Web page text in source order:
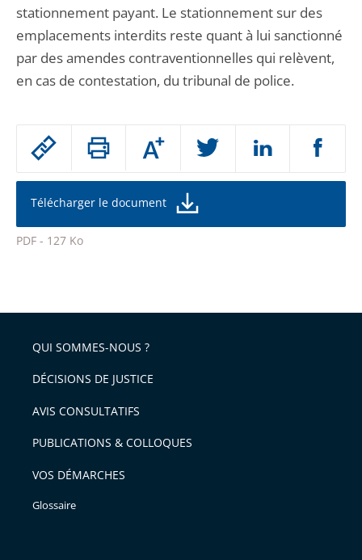
Passer
partage
de
l'article
pour
Augmenter
ou
la
de
police
Télécharger le document
PDF - 127 Ko
l'article
pour
avant
stationnement payant. Le stationnement sur des
emplacements interdits reste quant à lui sanctionné
par des amendes contraventionnelles qui relèvent,
en cas de contestation, du tribunal de police.
QUI SOMMES-NOUS ?
DÉCISIONS DE JUSTICE
AVIS CONSULTATIFS
PUBLICATIONS & COLLOQUES
VOS DÉMARCHES
Glossaire